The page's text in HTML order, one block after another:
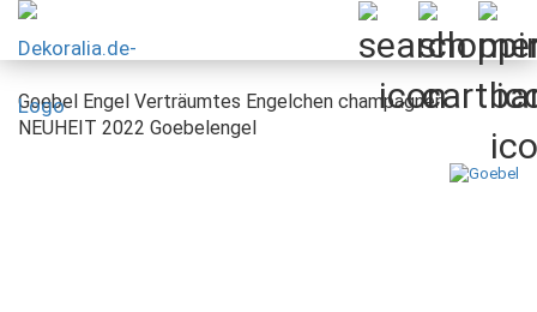
Goebel Engel Verträumtes Engelchen champagner
NEUHEIT 2022 Goebelengel